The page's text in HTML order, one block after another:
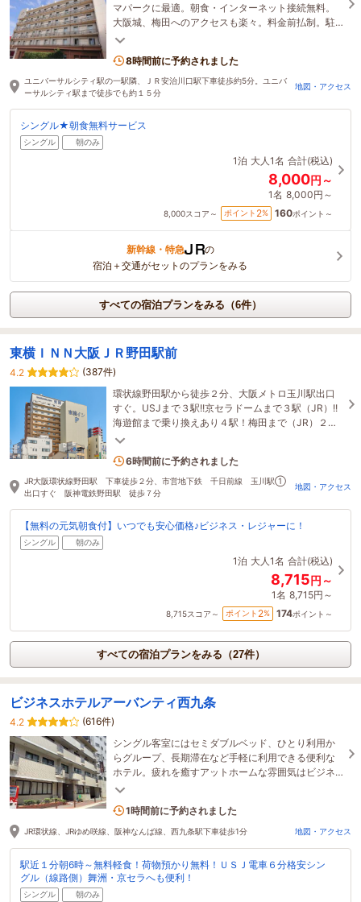
マパークに最適。朝食・インターネット接続無料。
大阪城、梅田へのアクセスも楽々。料金前払制。駐
車場利用は事前に電話かメールを。
8時間前に予約されました
ユニバーサルシティ駅の一駅隣、ＪＲ安治川口駅下車徒歩約5分。ユニバ
ーサルシティ駅まで徒歩でも約１５分
地図・アクセス
シングル★朝食無料サービス
シングル 朝のみ
1泊 大人1名 合計(税込)
8,000円～
1名 8,000円～
8,000スコア～ ポイント 2% 160ポイント～
新幹線・特急
の
宿泊＋交通がセットのプランをみる
すべての宿泊プランをみる（6件）
東横ＩＮＮ大阪ＪＲ野田駅前
4.2
(387件)
環状線野田駅から徒歩２分、大阪メトロ玉川駅出口
すぐ。USJまで３駅!!京セラドームまで３駅（JR）!!
海遊館まで乗り換えあり４駅！梅田まで（JR）２
駅！ビジネスに観光に便利な立地。近隣に飲食店多
2名がこの宿を見ています
6時間前に予約されました
JR大阪環状線野田駅 下車徒歩２分、市営地下鉄 千日前線 玉川駅①
出口すぐ 阪神電鉄野田駅 徒歩７分
地図・アクセス
【無料の元気朝食付】いつでも安心価格♪ビジネス・レジャーに！
シングル 朝のみ
1泊 大人1名 合計(税込)
8,715円～
1名 8,715円～
8,715スコア～ ポイント 2% 174ポイント～
すべての宿泊プランをみる（27件）
ビジネスホテルアーバンティ西九条
4.2
(616件)
シングル客室にはセミダブルベッド、ひとり利用か
らグループ、長期滞在など手軽に利用できる便利な
ホテル。疲れを癒すアットホームな雰囲気はビジネ
スや観光など多目的なホテルライフを過ごすのに最
2名がこの宿を見ています
1時間前に予約されました
JR環状線、JRゆめ咲線、阪神なんば線、西九条駅下車徒歩1分 地図・アクセス
駅近１分朝6時～無料軽食！荷物預かり無料！ＵＳＪ電車６分格安シン
グル（線路側）舞洲・京セラへも便利！
シングル 朝のみ